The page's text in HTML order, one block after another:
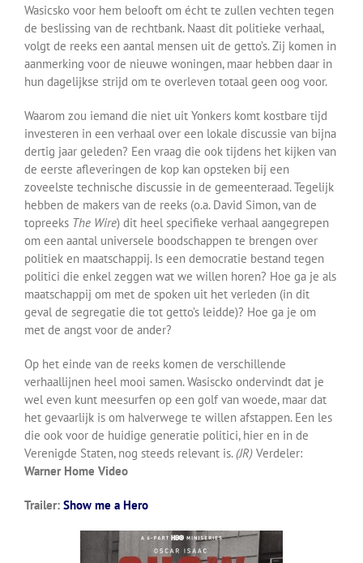
Wasicsko voor hem belooft om écht te zullen vechten tegen
de beslissing van de rechtbank. Naast dit politieke verhaal,
volgt de reeks een aantal mensen uit de getto’s. Zij komen in
aanmerking voor de nieuwe woningen, maar hebben daar in
hun dagelijkse strijd om te overleven totaal geen oog voor.
Waarom zou iemand die niet uit Yonkers komt kostbare tijd
investeren in een verhaal over een lokale discussie van bijna
dertig jaar geleden? Een vraag die ook tijdens het kijken van
de eerste afleveringen de kop kan opsteken bij een
zoveelste technische discussie in de gemeenteraad. Tegelijk
hebben de makers van de reeks (o.a. David Simon, van de
topreeks The Wire) dit heel specifieke verhaal aangegrepen
om een aantal universele boodschappen te brengen over
politiek en maatschappij. Is een democratie bestand tegen
politici die enkel zeggen wat we willen horen? Hoe ga je als
maatschappij om met de spoken uit het verleden (in dit
geval de segregatie die tot getto’s leidde)? Hoe ga je om
met de angst voor de ander?
Op het einde van de reeks komen de verschillende
verhaallijnen heel mooi samen. Wasiscko ondervindt dat je
wel even kunt meesurfen op een golf van woede, maar dat
het gevaarlijk is om halverwege te willen afstappen. Een les
die ook voor de huidige generatie politici, hier en in de
Verenigde Staten, nog steeds relevant is.(JR) Verdeler:
Warner Home Video
Trailer: Show me a Hero